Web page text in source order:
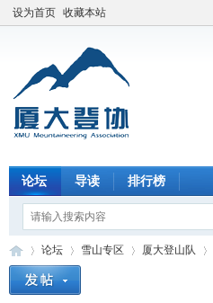
设为首页 收藏本站
论坛 导读 排行榜
论坛 雪山专区 厦大登山队